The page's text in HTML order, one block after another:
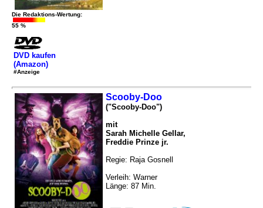
Die Redaktions-Wertung:
55 %
DVD kaufen
(Amazon)
#Anzeige
Scooby-Doo
("Scooby-Doo")
mit
Sarah Michelle Gellar,
Freddie Prinze jr.
Regie: Raja Gosnell
Verleih: Warner
Länge: 87 Min.